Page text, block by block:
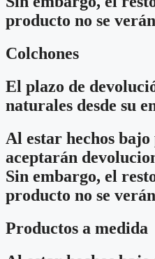
producto no se
Colchones
El plazo de
naturales desde su
Al estar hechos bajo
aceptarán
Sin embargo, el
producto no se
Productos a medida